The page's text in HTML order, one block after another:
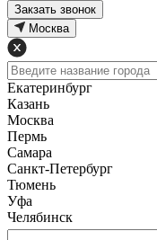
Закзать звонок
Москва
Екатеринбург
Казань
Москва
Пермь
Самара
Санкт-Петербург
Тюмень
Уфа
Челябинск